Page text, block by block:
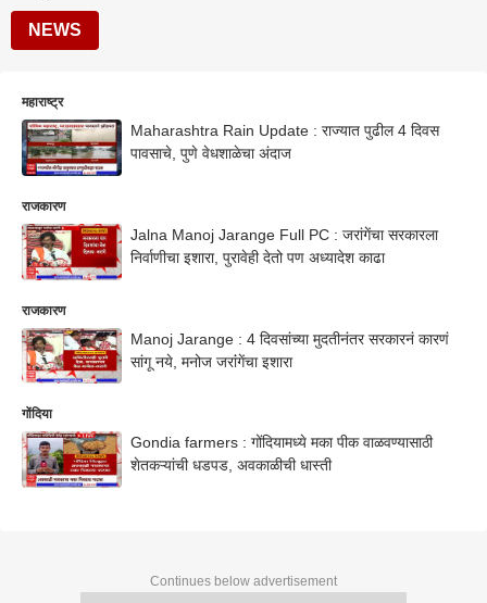
NEWS
महाराष्ट्र
Maharashtra Rain Update : राज्यात पुढील 4 दिवस
पावसाचे, पुणे वेधशाळेचा अंदाज
राजकारण
Jalna Manoj Jarange Full PC : जरांगेंचा सरकारला
निर्वाणीचा इशारा, पुरावेही देतो पण अध्यादेश काढा
राजकारण
Manoj Jarange : 4 दिवसांच्या मुदतीनंतर सरकारनं कारणं
सांगू नये, मनोज जरांंगेंचा इशारा
गोंदिया
Gondia farmers : गोंदियामध्ये मका पीक वाळवण्यासाठी
शेतकऱ्यांची धडपड, अवकाळीची धास्ती
Continues below advertisement